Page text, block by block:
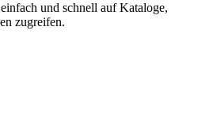
und schnell auf Kataloge,
zugreifen.